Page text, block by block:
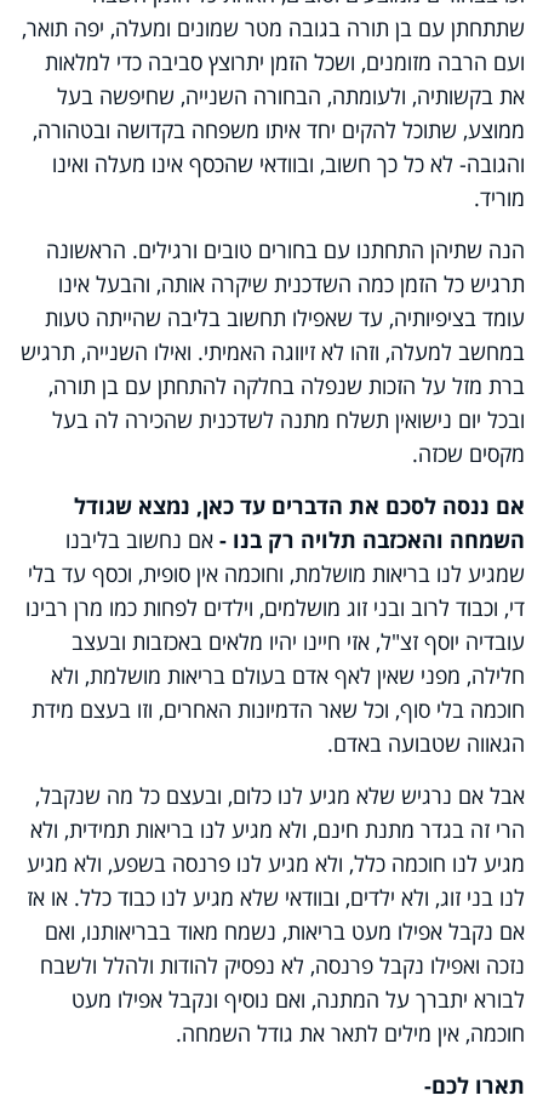
שתתחתן עם בן תורה בגובה מטר שמונים ומעלה, יפה תואר,
ועם הרבה מזומנים, ושכל הזמן יתרוצץ סביבה כדי למלאות
את בקשותיה, ולעומתה, הבחורה השנייה, שחיפשה בעל
ממוצע, שתוכל להקים יחד איתו משפחה בקדושה ובטהורה,
והגובה- לא כל כך חשוב, ובוודאי שהכסף אינו מעלה ואינו
מוריד.
הנה שתיהן התחתנו עם בחורים טובים ורגילים. הראשונה
תרגיש כל הזמן כמה השדכנית שיקרה אותה, והבעל אינו
עומד בציפיותיה, עד שאפילו תחשוב בליבה שהייתה טעות
במחשב למעלה, וזהו לא זיווגה האמיתי. ואילו השנייה, תרגיש
ברת מזל על הזכות שנפלה בחלקה להתחתן עם בן תורה,
ובכל יום נישואין תשלח מתנה לשדכנית שהכירה לה בעל
מקסים שכזה.
אם ננסה לסכם את הדברים עד כאן, נמצא שגודל
השמחה והאכזבה תלויה רק בנו - אם נחשוב בליבנו
שמגיע לנו בריאות מושלמת, וחוכמה אין סופית, וכסף עד בלי
די, וכבוד לרוב ובני זוג מושלמים, וילדים לפחות כמו מרן רבינו
עובדיה יוסף זצ"ל, אזי חיינו יהיו מלאים באכזבות ובעצב
חלילה, מפני שאין לאף אדם בעולם בריאות מושלמת, ולא
חוכמה בלי סוף, וכל שאר הדמיונות האחרים, וזו בעצם מידת
הגאווה שטבועה באדם.
אבל אם נרגיש שלא מגיע לנו כלום, ובעצם כל מה שנקבל,
הרי זה בגדר מתנת חינם, ולא מגיע לנו בריאות תמידית, ולא
מגיע לנו חוכמה כלל, ולא מגיע לנו פרנסה בשפע, ולא מגיע
לנו בני זוג, ולא ילדים, ובוודאי שלא מגיע לנו כבוד כלל. או אז
אם נקבל אפילו מעט בריאות, נשמח מאוד בבריאותנו, ואם
נזכה ואפילו נקבל פרנסה, לא נפסיק להודות ולהלל ולשבח
לבורא יתברך על המתנה, ואם נוסיף ונקבל אפילו מעט
חוכמה, אין מילים לתאר את גודל השמחה.
תארו לכם-